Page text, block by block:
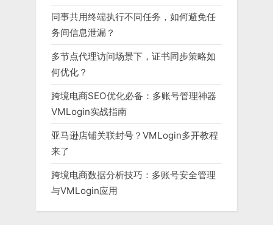
同事共用终端执行不同任务，如何避免任
务间信息泄漏？
多节点代理访问场景下，证书同步策略如
何优化？
跨境电商SEO优化必备：多账号管理神器
VMLogin实战指南
亚马逊店铺关联封号？VMLogin多开教程
来了
跨境电商数据分析技巧：多账号安全管理
与VMLogin应用